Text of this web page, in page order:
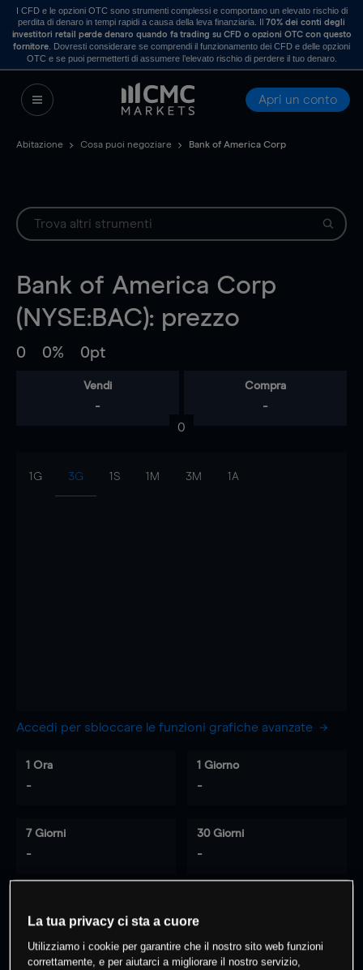
I CFD e le opzioni OTC sono strumenti complessi e comportano un elevato rischio di
perdita di denaro in tempi rapidi a causa della leva finanziaria. Il70% dei conti degli
investitori retail perde denaro quando fa trading su CFD o opzioni OTC con questo
fornitore . Dovresti considerare se comprendi il funzionamento dei CFD e delle opzioni
OTC e se puoi permetterti di assumere l’elevato rischio di perdere il tuo denaro.
Apri un conto
Abitazione Cosa puoi negoziare Bank of America Corp
Bank of America Corp
(NYSE:BAC): prezzo
0 0% 0pt
Vendi
-
Compra
-
0
1G 3G 1S 1M 3M 1A
Accedi per sbloccare le funzioni grafiche avanzate
1 Ora
-
1 Giorno
-
7 Giorni
-
30 Giorni
-
0 % dei clienti hanno posizioni
questo prodotto
La tua privacy ci sta a cuore
Utilizziamo i cookie per garantire che il nostro sito web funzioni
correttamente, e per aiutarci a migliorare il nostro servizio,